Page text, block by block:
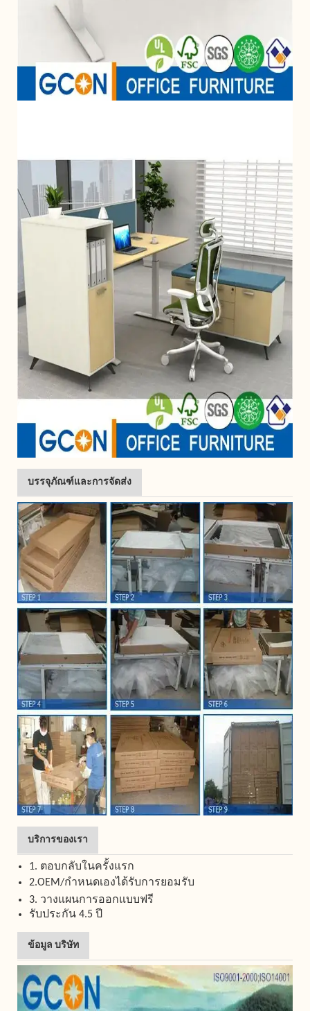
บรรจุภัณฑ์และการจัดส่ง
บริการของเรา
1. ตอบกลับในครั้งแรก
2.OEM/กำหนดเองได้รับการยอมรับ
3. วางแผนการออกแบบฟรี
รับประกัน 4.5 ปี
ข้อมูล บริษัท